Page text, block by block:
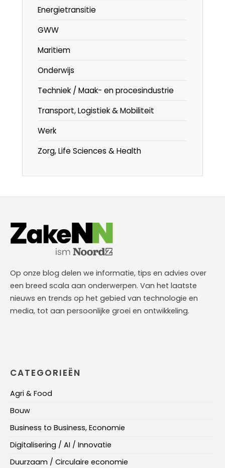
Energietransitie
GWW
Maritiem
Onderwijs
Techniek / Maak- en procesindustrie
Transport, Logistiek & Mobiliteit
Werk
Zorg, Life Sciences & Health
Op onze blog delen we informatie, tips en advies over
een breed scala aan onderwerpen. Van het laatste
nieuws en trends op het gebied van technologie en
media, tot aan persoonlijke groei en ontwikkeling.
CATEGORIEËN
Agri & Food
Bouw
Business to Business, Economie
Digitalisering / AI / Innovatie
Duurzaam / Circulaire economie